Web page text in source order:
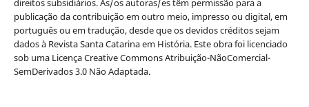
direitos subsidiários. As/os autoras/es têm permissão para a
publicação da contribuição em outro meio, impresso ou digital, em
português ou em tradução, desde que os devidos créditos sejam
dados à Revista Santa Catarina em História. Este obra foi licenciado
sob uma Licença Creative Commons Atribuição-NãoComercial-
SemDerivados 3.0 Não Adaptada.